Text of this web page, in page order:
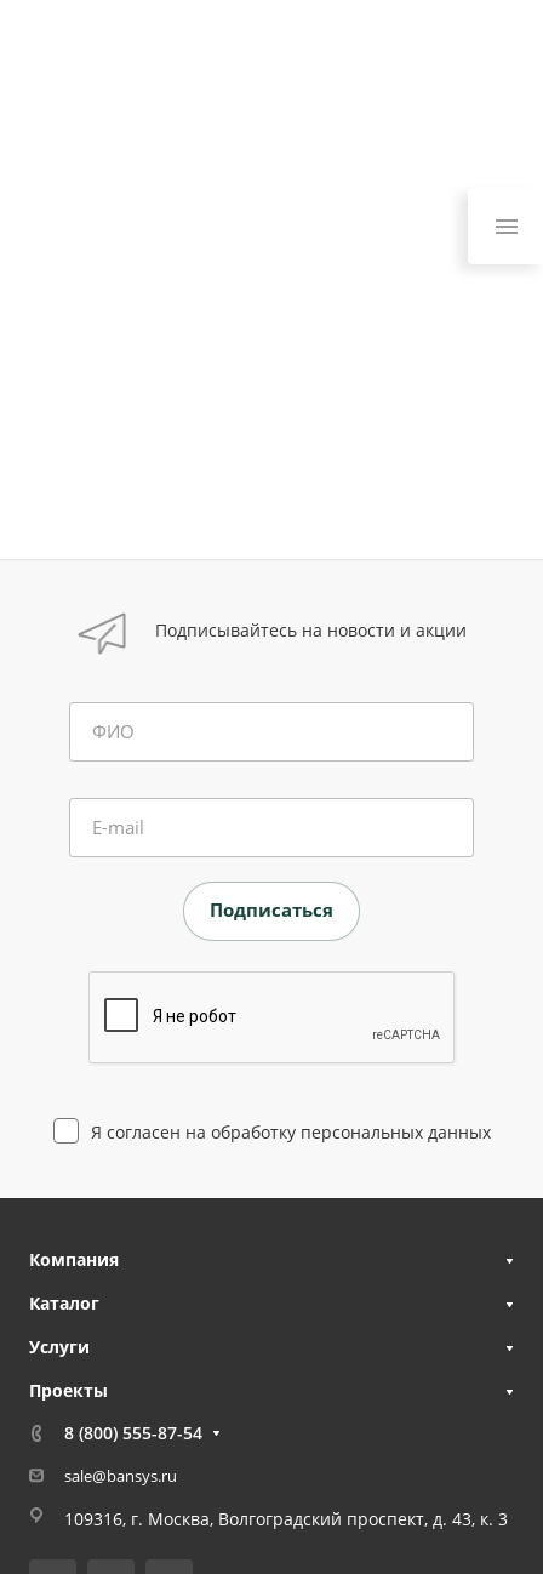
Подписывайтесь на новости и акции
ФИО
E-mail
Я согласен на обработку персональных данных
Компания
Каталог
Услуги
Проекты
8 (800) 555-87-54
sale@bansys.ru
109316, г. Москва, Волгоградский проспект, д. 43, к. 3